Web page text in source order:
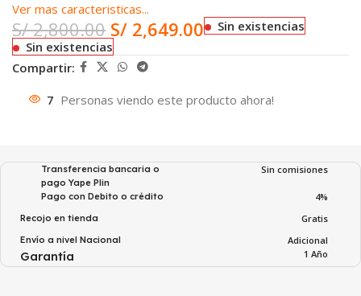
Ver mas caracteristicas...
S/2,800.00 S/ 2,649.00
Sin existencias
Sin existencias
Compartir:
7 Personas viendo este producto ahora!
Transferencia bancaria o
pago Yape Plin
Sin comisiones
Pago con Debito o crédito 4%
Recojo en tienda Gratis
Envío a nivel Nacional Adicional
Garantía 1 Año